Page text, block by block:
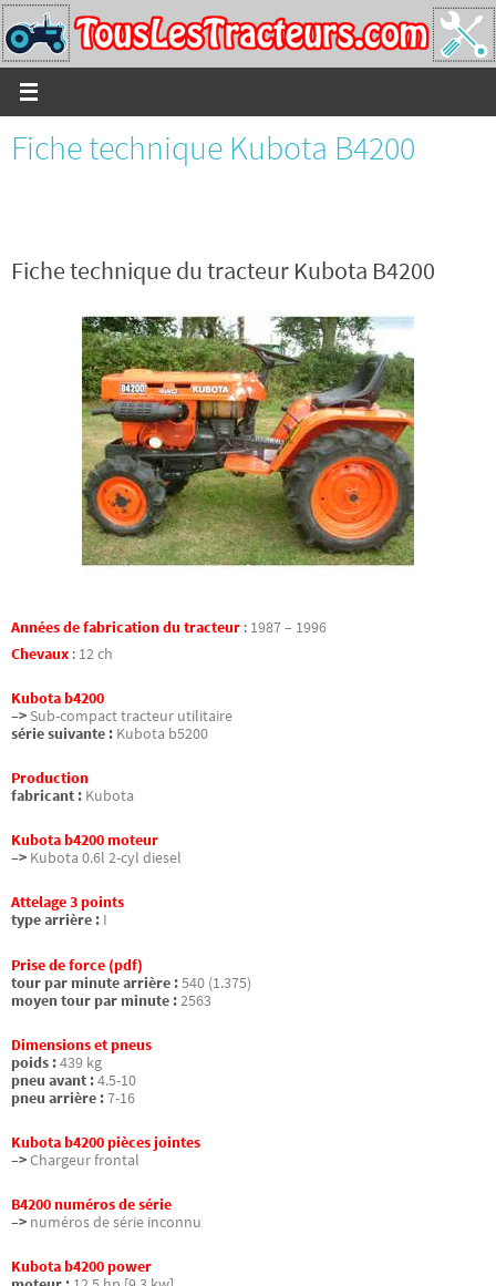
Passer
vers
le
contenu
Fiche technique Kubota B4200
Fiche technique du tracteur Kubota B4200
Années de fabrication du tracteur : 1987 – 1996
Chevaux : 12 ch
Kubota b4200
–> Sub-compact tracteur utilitaire
série suivante : Kubota b5200
Production
fabricant : Kubota
Kubota b4200 moteur
–> Kubota 0.6l 2-cyl diesel
Attelage 3 points
type arrière : I
Prise de force (pdf)
tour par minute arrière :540 (1.375)
moyen tour par minute :2563
Dimensions et pneus
poids :439 kg
pneu avant :4.5-10
pneu arrière :7-16
Kubota b4200 pièces jointes
–>Chargeur frontal
B4200 numéros de série
–> numéros de série inconnu
Kubota b4200 power